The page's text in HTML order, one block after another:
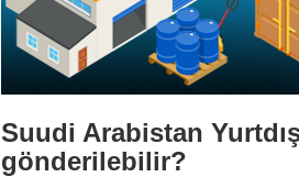
Suudi Arabistan
gönderilebilir?